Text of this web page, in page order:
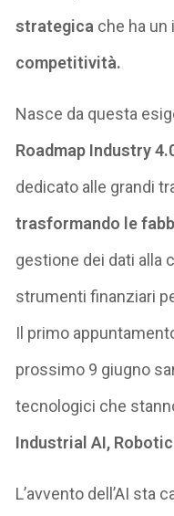
strategica che ha
competitività.
Nasce da questa
Roadmap Industry
dedicato alle grandi
trasformando le
gestione dei dati alla
strumenti finanziari
Il primo
prossimo 9 giugno
tecnologici che
Industrial AI,
L’avvento dell’AI sta